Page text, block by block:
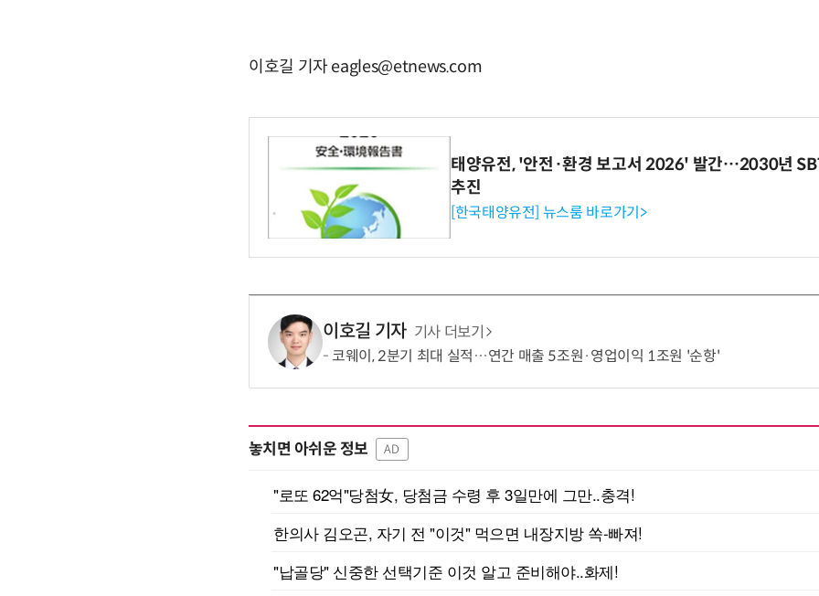
이호길 기자 eagles@etnews.com
태양유전, '안전·환경 보고서 2026' 발간…2030년
추진
[한국태양유전] 뉴스룸 바로가기>
이호길 기자 기사 더보기
코웨이, 2분기 최대 실적…연간 매출 5조원·영업이익 1조원 '순항'
놓치면 아쉬운 정보 AD